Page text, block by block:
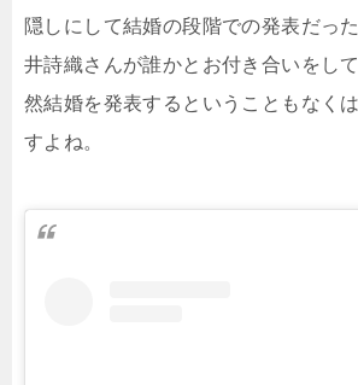
隠しにして結婚の段階での発表だっ
井詩織さんが誰かとお付き合いをし
然結婚を発表するということもなく
すよね。